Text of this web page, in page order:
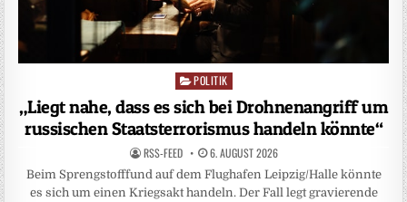
Posted
in
POLITIK
„Liegt nahe, dass es sich bei Drohnenangriff um
russischen Staatsterrorismus handeln könnte“
RSS-FEED 6. AUGUST 2026
Beim Sprengstofffund auf dem Flughafen Leipzig/Halle könnte
es sich um einen Kriegsakt handeln. Der Fall legt gravierende